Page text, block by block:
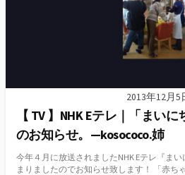
2013年12月5
【 TV 】NHK Eテレ｜「まい
のお知らせ。—kosococo.姉
今年４月に放送されましたNHK Eテレ『ま
まりましたのでお知らせ致します！ 「赤ち